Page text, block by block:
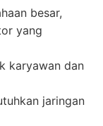
besar,
yang
karyawan dan
jaringan